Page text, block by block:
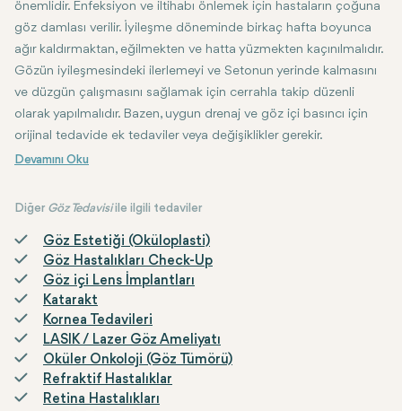
önemlidir. Enfeksiyon ve iltihabı önlemek için hastaların çoğuna
göz damlası verilir. İyileşme döneminde birkaç hafta boyunca
ağır kaldırmaktan, eğilmekten ve hatta yüzmekten kaçınılmalıdır.
Gözün iyileşmesindeki ilerlemeyi ve Setonun yerinde kalmasını
ve düzgün çalışmasını sağlamak için cerrahla takip düzenli
olarak yapılmalıdır. Bazen, uygun drenaj ve göz içi basıncı için
orijinal tedavide ek tedaviler veya değişiklikler gerekir.
Diğer Göz Tedavisiile ilgili tedaviler
Göz Estetiği (Oküloplasti)
Göz Hastalıkları Check-Up
Göz içi Lens İmplantları
Katarakt
Kornea Tedavileri
LASIK / Lazer Göz Ameliyatı
Oküler Onkoloji (Göz Tümörü)
Refraktif Hastalıklar
Retina Hastalıkları